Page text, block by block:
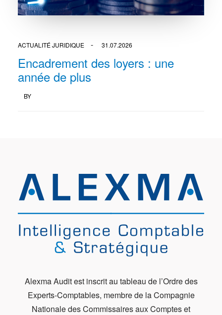
ACTUALITÉ JURIDIQUE 31.07.2026
Encadrement des loyers : une
année de plus
BY
Alexma Audit est inscrit au tableau de l’Ordre des
Experts-Comptables, membre de la Compagnie
Nationale des Commissaires aux Comptes et